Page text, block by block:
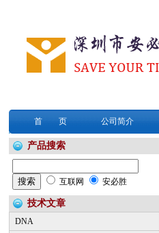
首 页 公司简介
产品搜索
互联网 安必胜
技术文章
DNA